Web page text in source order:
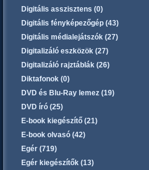
Digitális asszisztens (0)
Digitális fényképezőgép (43)
Digitális médialejátszók (27)
Digitalizáló eszközök (27)
Digitalizáló rajztáblák (26)
Diktafonok (0)
DVD és Blu-Ray lemez (19)
DVD író (25)
E-book kiegészítő (21)
E-book olvasó (42)
Egér (719)
Egér kiegészítők (13)